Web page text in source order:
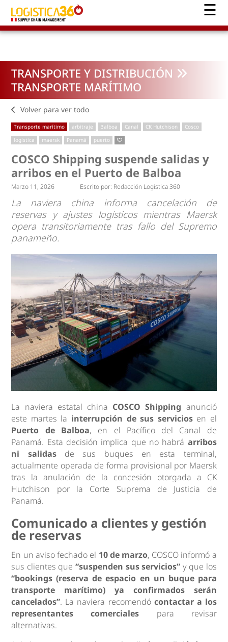
TRANSPORTE Y DISTRIBUCIÓN
TRANSPORTE MARÍTIMO
Volver para ver todo
Transporte marítimo arbitraje Balboa Canal CK Hutchison
Cosco
logística
maersk Panamá puerto
COSCO Shipping suspende salidas y
arribos en el Puerto de Balboa
Marzo 11, 2026 Escrito por: Redacción Logística 360
La naviera china informa cancelación de
reservas y ajustes logísticos mientras Maersk
opera transitoriamente tras fallo del Supremo
panameño.
La naviera estatal china COSCO Shipping anunció
este martes la interrupción de sus serviciosen el
Puerto de Balboa, en el Pacífico del Canal de
Panamá. Esta decisión implica que no habrá arribos
ni salidasde sus buques en esta terminal,
actualmente operada de forma provisional por Maersk
tras la anulación de la concesión otorgada a CK
Hutchison por la Corte Suprema de Justicia de
Panamá.
Comunicado a clientes y gestión
de reservas
En un aviso fechado el 10 de marzo, COSCO informó a
sus clientes que “suspenden sus servicios” y que los
“bookings (reserva de espacio en un buque para
transporte marítimo) ya confirmados serán
cancelados”. La naviera recomendó contactar a los
representantes comerciales para revisar
alternativas.